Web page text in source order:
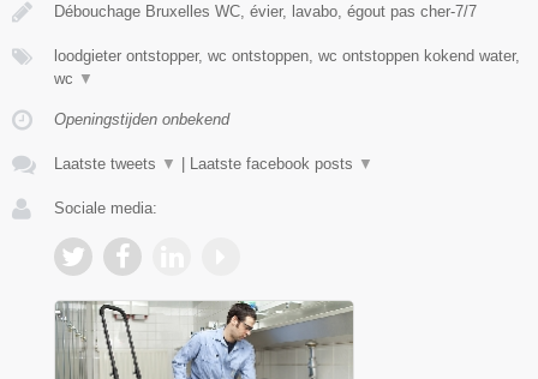
Débouchage Bruxelles WC, évier, lavabo, égout pas cher-7/7
loodgieter ontstopper, wc ontstoppen, wc ontstoppen kokend water,
wc ▼
Openingstijden onbekend
Laatste tweets ▼ | Laatste facebook posts ▼
Sociale media: